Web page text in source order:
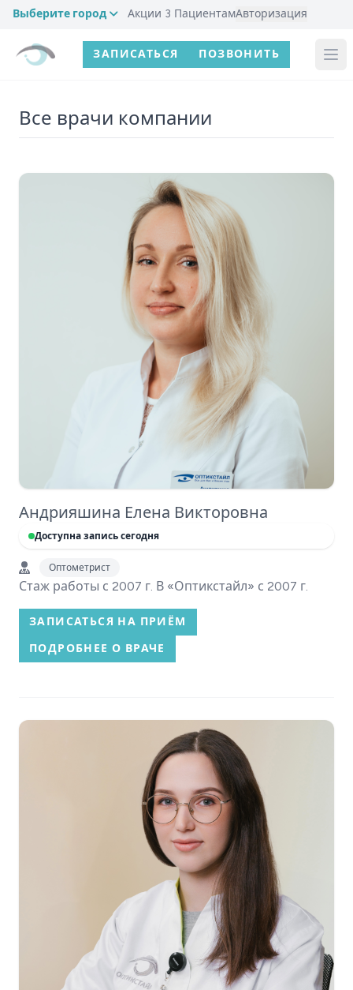
Выберите город Акции 3 ПациентамАвторизация
ЗАПИСАТЬСЯ ПОЗВОНИТЬ
Все врачи компании
Андрияшина Елена Викторовна
Доступна запись сегодня
Оптометрист
Стаж работы с 2007 г. В «Оптикстайл» с 2007 г.
ЗАПИСАТЬСЯ НА ПРИЁМ
ПОДРОБНЕЕ О ВРАЧЕ